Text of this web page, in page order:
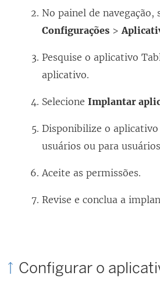
n
b
r
e
m
n
No painel de navegação,
Configurações >
Pesquise o aplicativo
aplicativo.
Selecione Implantar
Disponibilize o
usuários ou para
Aceite as permissões.
Revise e conclua a
Configurar o